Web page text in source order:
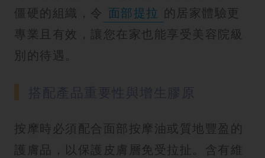
僵硬的組織，令 面部提拉 的居家體驗更
專業且有效，讓您在家也能享受美容院級
別的待遇。
按摩時必須配合面部按摩油或質地豐盈的
護膚品，以保護皮膚層免受拉扯。含有維